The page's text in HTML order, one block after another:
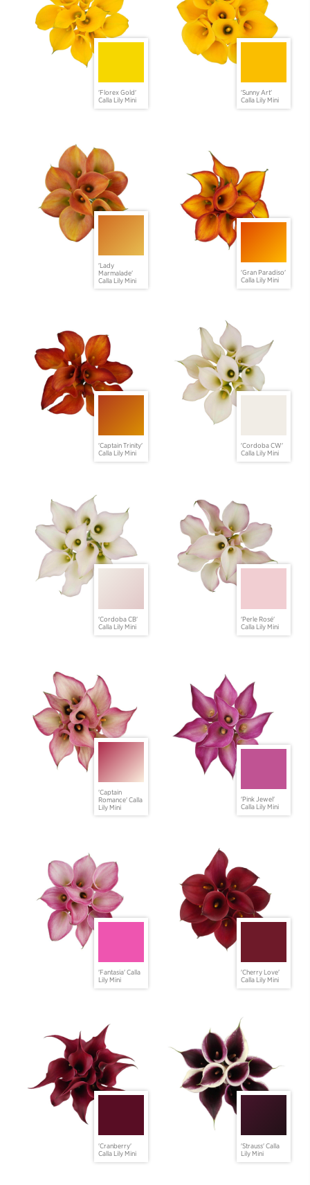
'Florex Gold'
Calla Lily Mini
'Sunny Art'
Calla Lily Mini
'Lady
Marmalade'
Calla Lily Mini
'Gran Paradiso'
Calla Lily Mini
'Captain Trinity'
Calla Lily Mini
'Cordoba CW'
Calla Lily Mini
'Cordoba CB'
Calla Lily Mini
'Perle Rosé'
Calla Lily Mini
'Captain
Romance' Calla
Lily Mini
'Pink Jewel'
Calla Lily Mini
'Fantasia' Calla
Lily Mini
'Cherry Love'
Calla Lily Mini
'Cranberry'
Calla Lily Mini
'Strauss' Calla
Lily Mini